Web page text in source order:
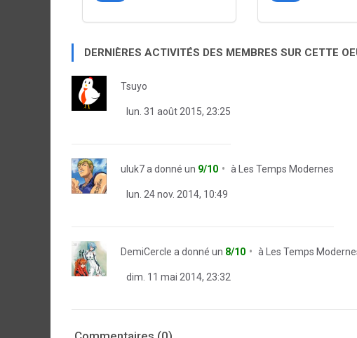
DERNIÈRES ACTIVITÉS DES MEMBRES SUR CETTE
Tsuyo
lun. 31 août 2015, 23:25
uluk7a donné un 9/10 à Les Temps Modernes
lun. 24 nov. 2014, 10:49
DemiCercle a donné un 8/10 à Les Temps
dim. 11 mai 2014, 23:32